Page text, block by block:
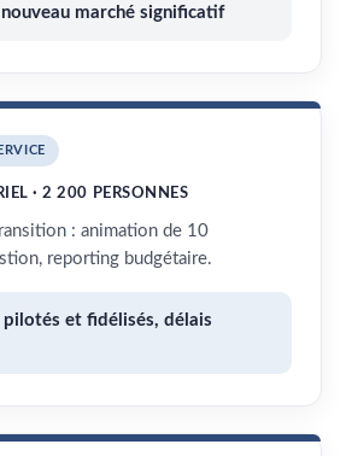
nouveau marché significatif
· 2 200 PERSONNES
: animation de 10
reporting budgétaire.
et fidélisés, délais